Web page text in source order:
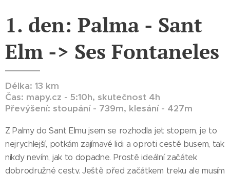
1. den: Palma - Sant
Elm -> Ses Fontaneles
Délka: 13 km
Čas: mapy.cz - 5:10h, skutečnost 4h
Převýšení: stoupání - 739m, klesání - 427m
Z Palmy do Sant Elmu jsem se rozhodla jet stopem, je to
nejrychlejší, potkám zajímavé lidi a oproti cestě busem, tak
nikdy nevím, jak to dopadne. Prostě ideální začátek
dobrodružné cesty. Ještě před začátkem treku ale musím